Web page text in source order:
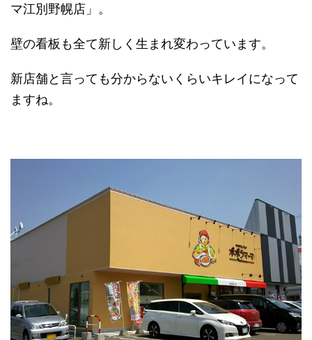
マ江別野幌店」。
壁の看板も全て新しく生まれ変わっています。
新店舗と言っても分からないくらいキレイになって
ますね。